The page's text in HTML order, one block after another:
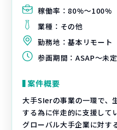
稼働率： 80%〜100%
業種： その他
勤務地：基本リモート
参画期間： ASAP～未定
案件概要
大手SIerの事業の一環で、
する為に伴走的に支援して
グローバル大手企業に対す